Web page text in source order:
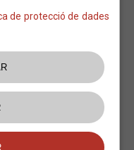
d’una via verda
com a mitjà
de Palafrugell es
de mobilitat en
la seguretat
i fomentant
de protecció de dades